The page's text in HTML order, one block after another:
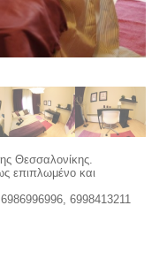
Θεσσαλονίκης.
επιπλωμένο και
6998413211